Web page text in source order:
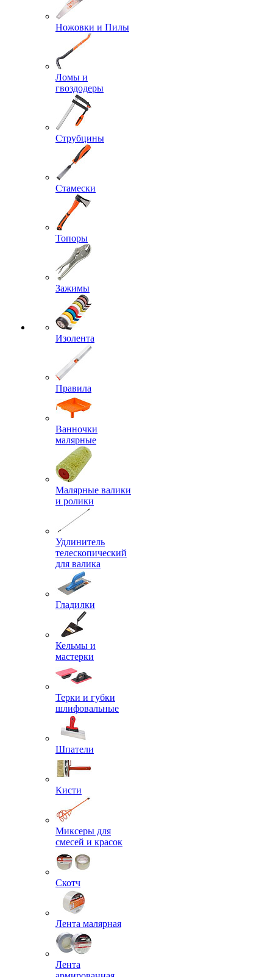
Ножовки и Пилы
Ломы и
гвоздодеры
Струбцины
Стамески
Топоры
Зажимы
Изолента
Правила
Ванночки
малярные
Малярные валики
и ролики
Удлинитель
телескопический
для валика
Гладилки
Кельмы и
мастерки
Терки и губки
шлифовальные
Шпатели
Кисти
Миксеры для
смесей и красок
Скотч
Лента малярная
Лента